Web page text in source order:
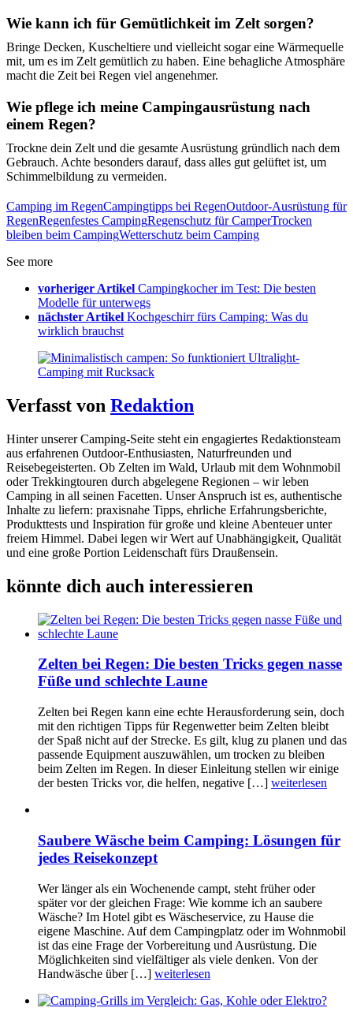
Wie kann ich für Gemütlichkeit im Zelt sorgen?
Bringe Decken, Kuscheltiere und vielleicht sogar eine Wärmequelle
mit, um es im Zelt gemütlich zu haben. Eine behagliche Atmosphäre
macht die Zeit bei Regen viel angenehmer.
Wie pflege ich meine Campingausrüstung nach
einem Regen?
Trockne dein Zelt und die gesamte Ausrüstung gründlich nach dem
Gebrauch. Achte besonders darauf, dass alles gut gelüftet ist, um
Schimmelbildung zu vermeiden.
Camping im RegenCampingtipps bei RegenOutdoor-Ausrüstung für
RegenRegenfestes CampingRegenschutz für CamperTrocken
bleiben beim CampingWetterschutz beim Camping
See more
vorheriger Artikel Campingkocher im Test: Die besten
Modelle für unterwegs
nächster Artikel Kochgeschirr fürs Camping: Was du
wirklich brauchst
Verfasst von Redaktion
Hinter unserer Camping-Seite steht ein engagiertes Redaktionsteam
aus erfahrenen Outdoor-Enthusiasten, Naturfreunden und
Reisebegeisterten. Ob Zelten im Wald, Urlaub mit dem Wohnmobil
oder Trekkingtouren durch abgelegene Regionen – wir leben
Camping in all seinen Facetten. Unser Anspruch ist es, authentische
Inhalte zu liefern: praxisnahe Tipps, ehrliche Erfahrungsberichte,
Produkttests und Inspiration für große und kleine Abenteuer unter
freiem Himmel. Dabei legen wir Wert auf Unabhängigkeit, Qualität
und eine große Portion Leidenschaft fürs Draußensein.
könnte dich auch interessieren
Zelten bei Regen: Die besten Tricks gegen nasse
Füße und schlechte Laune
Zelten bei Regen kann eine echte Herausforderung sein, doch
mit den richtigen Tipps für Regenwetter beim Zelten bleibt
der Spaß nicht auf der Strecke. Es gilt, klug zu planen und das
passende Equipment auszuwählen, um trocken zu bleiben
beim Zelten im Regen. In dieser Einleitung stellen wir einige
der besten Tricks vor, die helfen, negative […] weiterlesen
Saubere Wäsche beim Camping: Lösungen für
jedes Reisekonzept
Wer länger als ein Wochenende campt, steht früher oder
später vor der gleichen Frage: Wie komme ich an saubere
Wäsche? Im Hotel gibt es Wäscheservice, zu Hause die
eigene Maschine. Auf dem Campingplatz oder im Wohnmobil
ist das eine Frage der Vorbereitung und Ausrüstung. Die
Möglichkeiten sind vielfältiger als viele denken. Von der
Handwäsche über […] weiterlesen